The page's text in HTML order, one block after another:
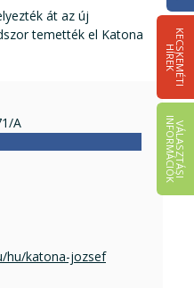
K
E
C
S
K
E
M
É
T
I
HÍ
R
E
K
V
Á
L
A
S
Z
T
Á
S
I
IN
F
O
R
M
Á
C
I
Ó
K
át az új
temették el Katona
A
hu/katona-jozsef